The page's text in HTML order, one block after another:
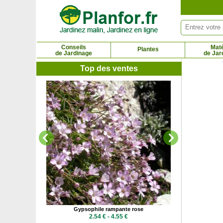
Conseils
de Jardinage
Plantes
de
Top des ventes
Gypsophile rampante rose
2.54 € - 4.55 €
Panneau de gestion des cookies